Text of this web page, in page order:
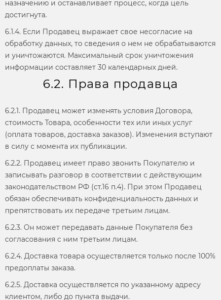
назначению и останавливает процесс, когда цель
достигнута.
6.1.4. Если Продавец выражает свое несогласие на
обработку данных, то сведения о нем не обрабатываются
и уничтожаются. Максимальный срок уничтожения
информации составляет 30 календарных дней.
6.2. Права продавца
6.2.1. Продавец может изменять условия Договора,
стоимость Товара, особенности тех или иных услуг
(оплата товаров, доставка заказов). Изменения вступают
в силу с момента их публикации.
6.2.2. Продавец имеет право звонить Покупателю и
записывать разговор в соответствии с действующим
законодательством РФ (ст.16 п.4). При этом Продавец
обязан обеспечивать конфиденциальность данных и
препятствовать их передаче третьим лицам.
6.2.3. Он может передавать данные Покупателя без
согласования с ним третьим лицам.
6.2.4. Доставка товара осуществляется только после 100%
предоплаты заказа.
6.2.5. Доставка осуществляется по указанному адресу
клиентом, либо до пункта выдачи.